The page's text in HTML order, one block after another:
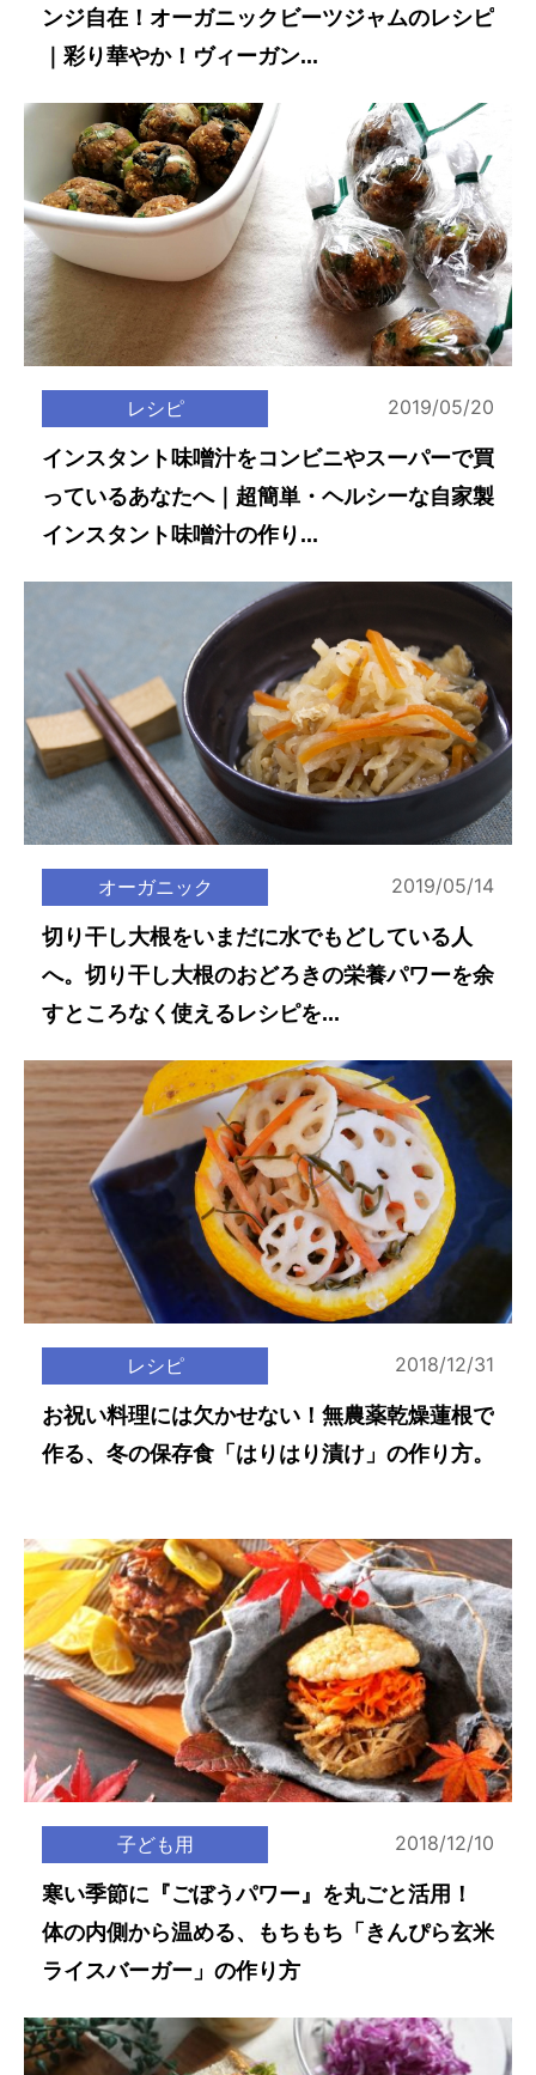
ンジ自在！オーガニックビーツジャムのレシピ
｜彩り華やか！ヴィーガン...
レシピ 2019/05/20
インスタント味噌汁をコンビニやスーパーで買
っているあなたへ｜超簡単・ヘルシーな自家製
インスタント味噌汁の作り...
オーガニック 2019/05/14
切り干し大根をいまだに水でもどしている人
へ。切り干し大根のおどろきの栄養パワーを余
すところなく使えるレシピを...
レシピ 2018/12/31
お祝い料理には欠かせない！無農薬乾燥蓮根で
作る、冬の保存食「はりはり漬け」の作り方。
子ども用 2018/12/10
寒い季節に『ごぼうパワー』を丸ごと活用！
体の内側から温める、もちもち「きんぴら玄米
ライスバーガー」の作り方